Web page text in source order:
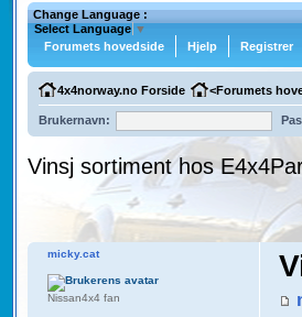
Change Language :
Select Language ▼
Forumets hovedside
Hjelp Registrer
4x4norway.no Forside <Forumets
Brukernavn:
Vinsj sortiment hos
micky.cat
Nissan4x4 fan